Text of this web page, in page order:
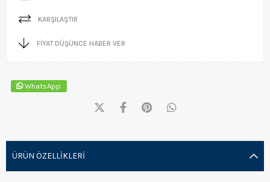
KARŞILAŞTIR
FIYAT DÜŞÜNCE HABER VER
WhatsApp
ÜRÜN ÖZELLIKLERI